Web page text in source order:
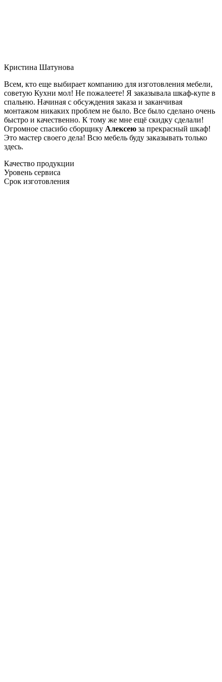
Кристина Шатунова
Всем, кто еще выбирает компанию для изготовления мебели,
советую Кухни мол! Не пожалеете! Я заказывала шкаф-купе в
спальню. Начиная с обсуждения заказа и заканчивая
монтажом никаких проблем не было. Все было сделано очень
быстро и качественно. К тому же мне ещё скидку сделали!
Огромное спасибо сборщику Алексею за прекрасный шкаф!
Это мастер своего дела! Всю мебель буду заказывать только
здесь.
Качество продукции
Уровень сервиса
Срок изготовления